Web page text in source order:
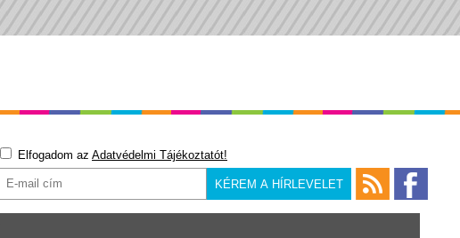
Elfogadom az Adatvédelmi Tájékoztatót!